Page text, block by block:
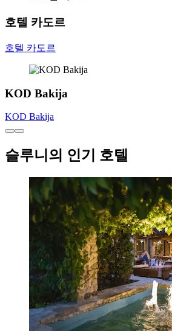
호텔 카도르
호텔 카도르
KOD Bakija
KOD Bakija
슬루니의 인기 호텔